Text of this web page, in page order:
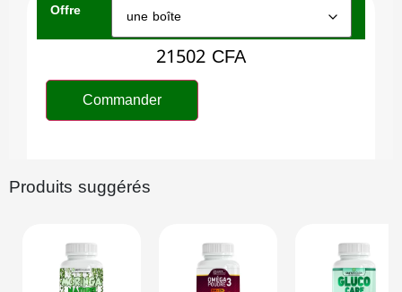
Offre
21502 CFA
Commander
Produits suggérés